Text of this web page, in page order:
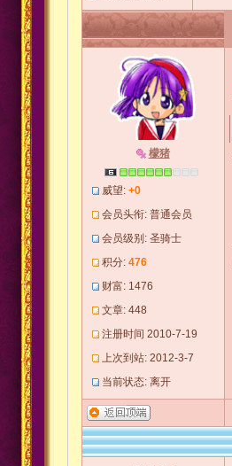
檬猪
威望: +0
会员头衔: 普通会员
会员级别: 圣骑士
积分: 476
财富: 1476
文章: 448
注册时间 2010-7-19
上次到站: 2012-3-7
当前状态: 离开